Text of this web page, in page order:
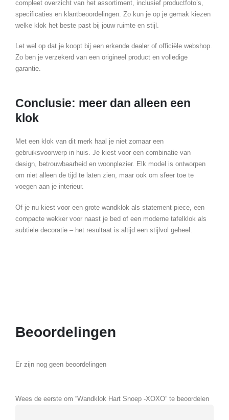
compleet overzicht van het assortiment, inclusief productfoto’s,
specificaties en klantbeoordelingen. Zo kun je op je gemak kiezen
welke klok het beste past bij jouw ruimte en stijl.
Let wel op dat je koopt bij een erkende dealer of officiële webshop.
Zo ben je verzekerd van een origineel product en volledige
garantie.
Conclusie: meer dan alleen een
klok
Met een klok van dit merk haal je niet zomaar een
gebruiksvoorwerp in huis. Je kiest voor een combinatie van
design, betrouwbaarheid en woonplezier. Elk model is ontworpen
om niet alleen de tijd te laten zien, maar ook om sfeer toe te
voegen aan je interieur.
Of je nu kiest voor een grote wandklok als statement piece, een
compacte wekker voor naast je bed of een moderne tafelklok als
subtiele decoratie – het resultaat is altijd een stijlvol geheel.
Beoordelingen
Er zijn nog geen beoordelingen
Wees de eerste om “Wandklok Hart Snoep -XOXO” te beoordelen